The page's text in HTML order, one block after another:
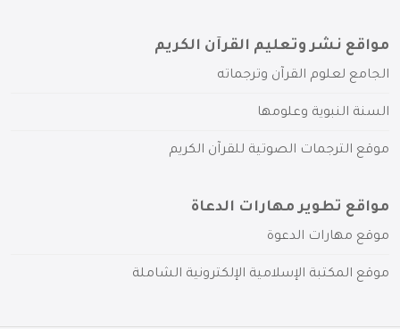
مواقع نشر وتعليم القرآن الكريم
الجامع لعلوم القرآن وترجماته
السنة النبوية وعلومها
موقع الترجمات الصوتية للقرآن الكريم
مواقع تطوير مهارات الدعاة
موقع مهارات الدعوة
موقع المكتبة الإسلامية الإلكترونية الشاملة